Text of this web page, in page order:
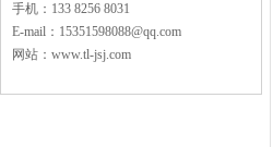
手机：133 8256 8031
E-mail：15351598088@qq.com
网站：www.tl-jsj.com